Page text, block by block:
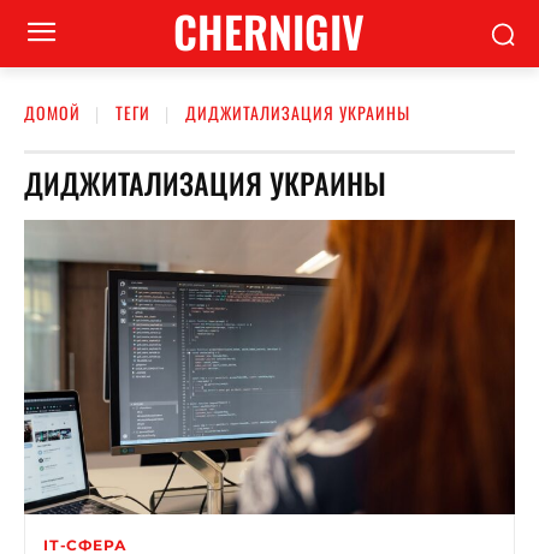
CHERNIGIV
ДОМОЙ ТЕГИ ДИДЖИТАЛИЗАЦИЯ УКРАИНЫ
ДИДЖИТАЛИЗАЦИЯ УКРАИНЫ
ІТ-СФЕРА